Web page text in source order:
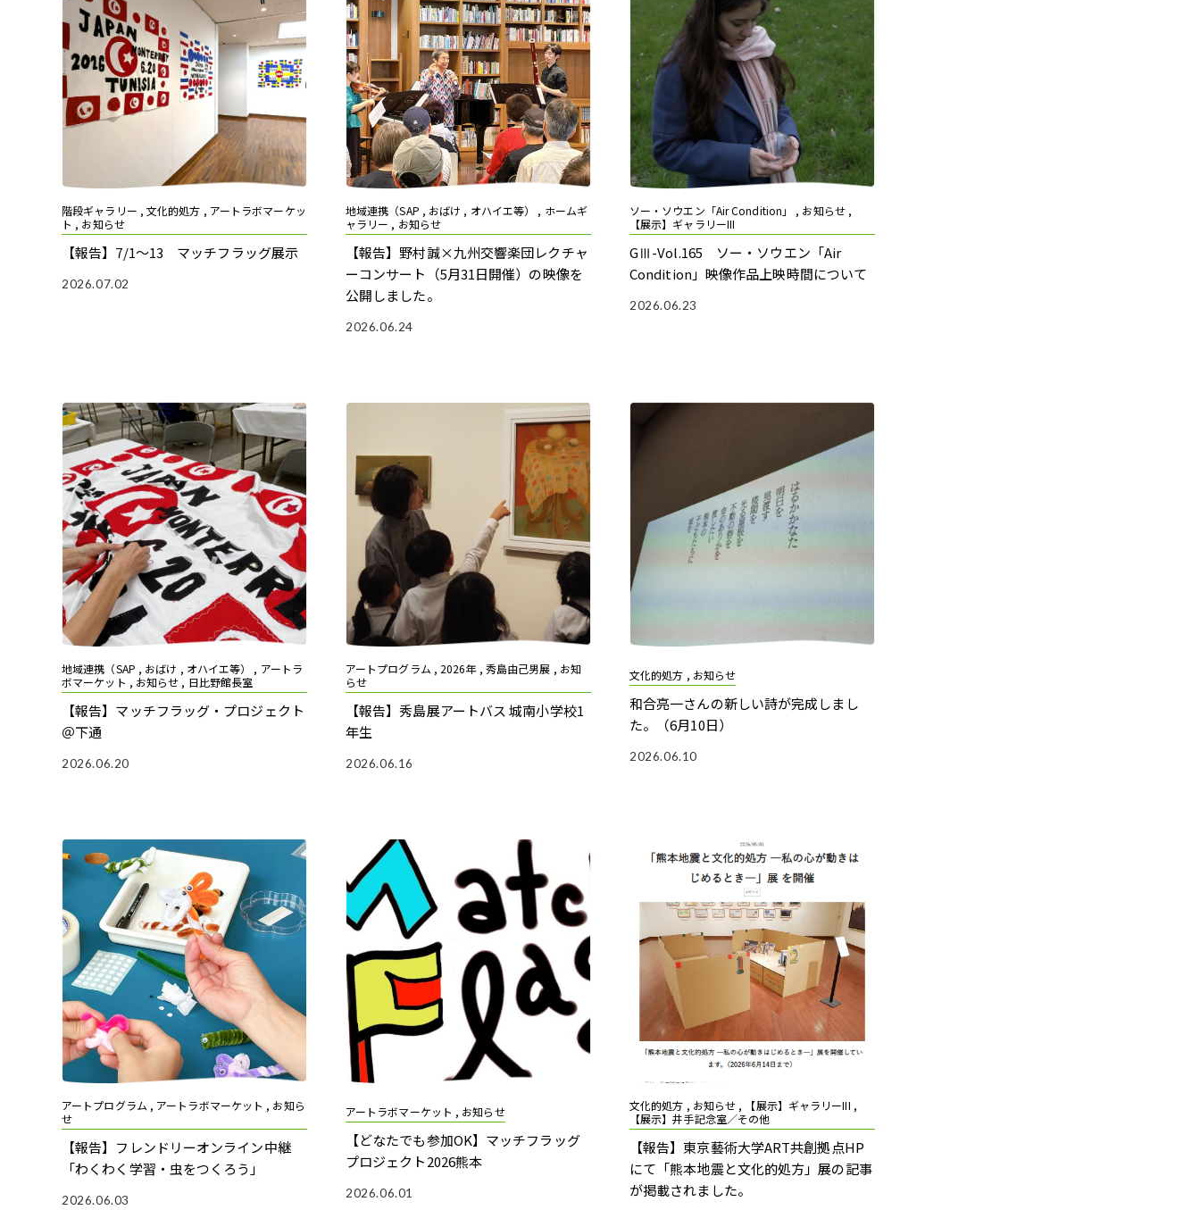
階段ギャラリー , 文化的処方 , アートラボマーケッ
ト , お知らせ
【報告】7/1～13 マッチフラッグ展示
2026.07.02
地域連携（SAP , おばけ , オハイエ等） , ホームギ
ャラリー , お知らせ
【報告】野村誠×九州交響楽団レクチャ
ーコンサート（5月31日開催）の映像を
公開しました。
2026.06.24
ソー・ソウエン「Air Condition」 , お知らせ ,
【展示】ギャラリーIII
GⅢ-Vol.165 ソー・ソウエン「Air
Condition」 映像作品上映時間について
2026.06.23
地域連携（SAP , おばけ , オハイエ等） , アートラ
ボマーケット , お知らせ , 日比野館長室
【報告】マッチフラッグ・プロジェクト
＠下通
2026.06.20
アートプログラム , 2026年 , 秀島由己男展 , お知
らせ
【報告】秀島展アートバス 城南小学校1
年生
2026.06.16
文化的処方 , お知らせ
和合亮一さんの新しい詩が完成しまし
た。（6月10日）
2026.06.10
アートプログラム , アートラボマーケット , お知ら
せ
【報告】フレンドリーオンライン中継
「わくわく学習・虫をつくろう」
2026.06.03
アートラボマーケット , お知らせ
【どなたでも参加OK】マッチフラッグ
プロジェクト2026熊本
2026.06.01
文化的処方 , お知らせ , 【展示】ギャラリーIII ,
【展示】井手記念室／その他
【報告】東京藝術大学ART共創拠点HP
にて「熊本地震と文化的処方」展の記事
が掲載されました。